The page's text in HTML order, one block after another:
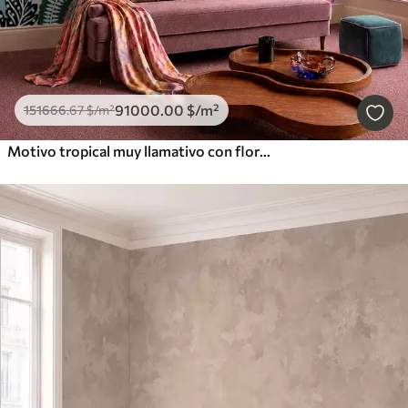
151666.67$/m²91000.00 $/m²
Motivo tropical muy llamativo con flores, hojas y frutas de colores vivos